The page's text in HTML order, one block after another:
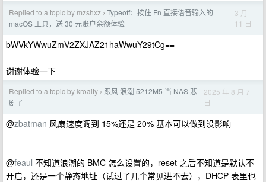
Replied to a topic by mzshxz › Typeoff：按住 Fn 直接语音输入的
macOS 工具，送 30 元账户余额体验
3 月
11 日
bWVkYWwuZmV2ZXJAZ21haWwuY29tCg==
谢谢体验一下
Replied to a topic by kroaity › 跟风 浪潮 5212M5 当 NAS 悲
剧了
2025 年 8 月 7
日
@zbatman 风扇速度调到 15%还是 20% 基本可以做到没影响
@feaul 不知道浪潮的 BMC 怎么设置的，reset 之后不知道是默认不
开启，还是一个静态地址（试过了几个常见进不去），DHCP 表里也